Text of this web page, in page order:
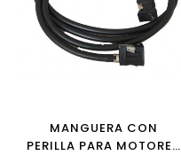
MANGUERA CON
PERILLA PARA MOTORES